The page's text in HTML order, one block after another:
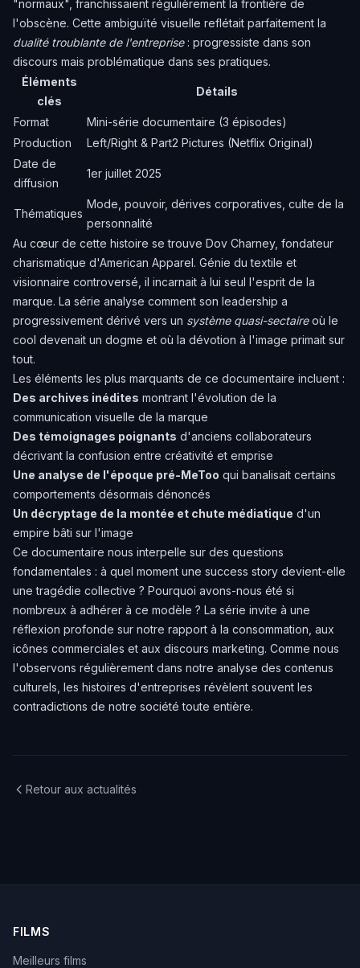
"normaux", franchissaient régulièrement la frontière de
l'obscène. Cette ambiguïté visuelle reflétait parfaitement la
dualité troublante de l'entreprise: progressiste dans son
discours mais problématique dans ses pratiques.
Éléments
clés
Détails
Format
Mini-série documentaire (3 épisodes)
Production
Left/Right & Part2 Pictures (Netflix Original)
Date de
diffusion
1er juillet 2025
Thématiques
Mode, pouvoir, dérives corporatives, culte de la
personnalité
Au cœur de cette histoire se trouve Dov Charney, fondateur
charismatique d'American Apparel. Génie du textile et
visionnaire controversé, il incarnait à lui seul l'esprit de la
marque. La série analyse comment son leadership a
progressivement dérivé vers un système quasi-sectaireoù le
cool devenait un dogme et où la dévotion à l'image primait sur
tout.
Les éléments les plus marquants de ce documentaire incluent :
Des archives inédites montrant l'évolution de la
communication visuelle de la marque
Des témoignages poignants d'anciens collaborateurs
décrivant la confusion entre créativité et emprise
Une analyse de l'époque pré-MeToo qui banalisait certains
comportements désormais dénoncés
Un décryptage de la montée et chute médiatique d'un
empire bâti sur l'image
Ce documentaire nous interpelle sur des questions
fondamentales : à quel moment une success story devient-elle
une tragédie collective ? Pourquoi avons-nous été si
nombreux à adhérer à ce modèle ? La série invite à une
réflexion profonde sur notre rapport à la consommation, aux
icônes commerciales et aux discours marketing. Comme nous
l'observons régulièrement dans notre analyse des contenus
culturels, les histoires d'entreprises révèlent souvent les
contradictions de notre société toute entière.
Retour aux actualités
FILMS
Meilleurs films